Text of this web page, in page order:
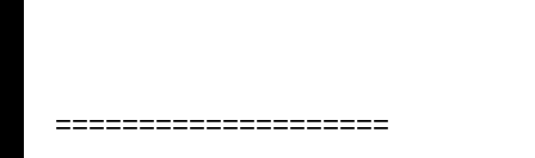
====================